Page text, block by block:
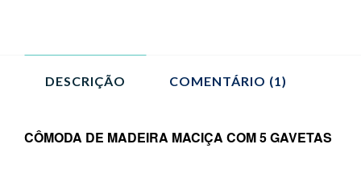
DESCRIÇÃO COMENTÁRIO (1)
CÔMODA DE MADEIRA MACIÇA COM 5 GAVETAS